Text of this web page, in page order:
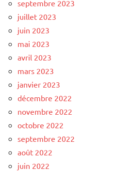
septembre 2023
juillet 2023
juin 2023
mai 2023
avril 2023
mars 2023
janvier 2023
décembre 2022
novembre 2022
octobre 2022
septembre 2022
août 2022
juin 2022